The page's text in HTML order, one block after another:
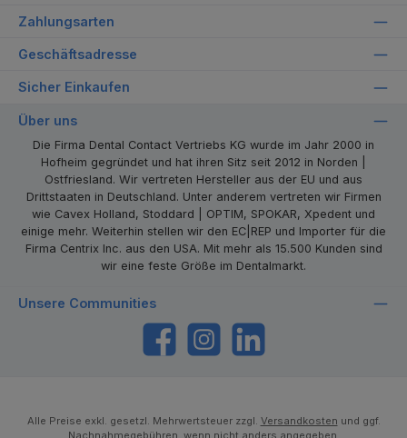
Zahlungsarten
Geschäftsadresse
Sicher Einkaufen
Über uns
Die Firma Dental Contact Vertriebs KG wurde im Jahr 2000 in
Hofheim gegründet und hat ihren Sitz seit 2012 in Norden |
Ostfriesland. Wir vertreten Hersteller aus der EU und aus
Drittstaaten in Deutschland. Unter anderem vertreten wir Firmen
wie Cavex Holland, Stoddard | OPTIM, SPOKAR, Xpedent und
einige mehr. Weiterhin stellen wir den EC|REP und Importer für die
Firma Centrix Inc. aus den USA. Mit mehr als 15.500 Kunden sind
wir eine feste Größe im Dentalmarkt.
Unsere Communities
https://www.facebook.com/dentalcontact
Instagram
Alle Preise exkl. gesetzl. Mehrwertsteuer zzgl. Versandkosten und ggf.
Nachnahmegebühren, wenn nicht anders angegeben.